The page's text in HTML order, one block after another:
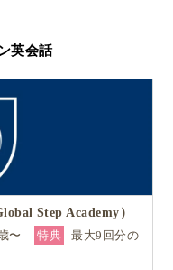
つでも学び直しがで
蘇ってきたのです。
英会話
Step Academy）
〜 特典
最大9回分の